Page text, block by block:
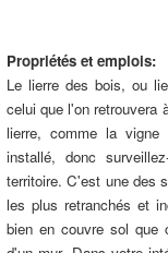
Propriétés et emplois:
Le lierre des bois, ou
celui que l'on retrouvera
lierre, comme la vigne
installé, donc
territoire. C'est une des
les plus retranchés et
bien en couvre sol que